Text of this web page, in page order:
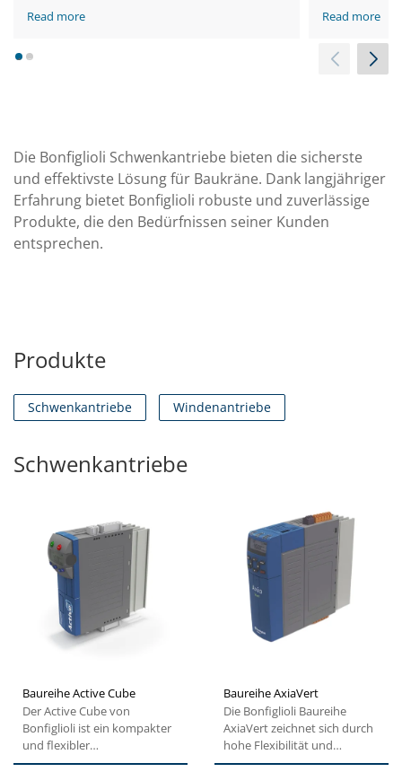
werden.
Read more
engstem
Read more
12
Die Bonfiglioli Schwenkantriebe bieten die sicherste
und effektivste Lösung für Baukräne. Dank langjähriger
Erfahrung bietet Bonfiglioli robuste und zuverlässige
Produkte, die den Bedürfnissen seiner Kunden
entsprechen.
Produkte
Schwenkantriebe Windenantriebe
Schwenkantriebe
Baureihe Active Cube
Der Active Cube von
Bonfiglioli ist ein kompakter
und flexibler
Frequenzumrichter. Diese
Baureihe AxiaVert
Die Bonfiglioli Baureihe
AxiaVert zeichnet sich durch
hohe Flexibilität und
Leistungsfähigkeit aus...